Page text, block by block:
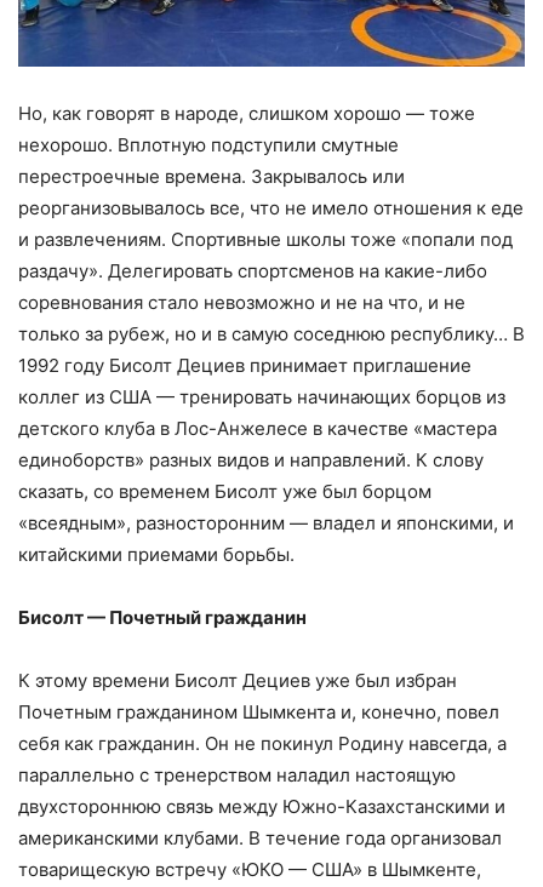
Но, как говорят в народе, слишком хорошо — тоже
нехорошо. Вплотную подступили смутные
перестроечные времена. Закрывалось или
реорганизовывалось все, что не имело отношения к еде
и развлечениям. Спортивные школы тоже «попали под
раздачу». Делегировать спортсменов на какие-либо
соревнования стало невозможно и не на что, и не
только за рубеж, но и в самую соседнюю республику… В
1992 году Бисолт Дециев принимает приглашение
коллег из США — тренировать начинающих борцов из
детского клуба в Лос-Анжелесе в качестве «мастера
единоборств» разных видов и направлений. К слову
сказать, со временем Бисолт уже был борцом
«всеядным», разносторонним — владел и японскими, и
китайскими приемами борьбы.
Бисолт — Почетный гражданин
К этому времени Бисолт Дециев уже был избран
Почетным гражданином Шымкента и, конечно, повел
себя как гражданин. Он не покинул Родину навсегда, а
параллельно с тренерством наладил настоящую
двухстороннюю связь между Южно-Казахстанскими и
американскими клубами. В течение года организовал
товарищескую встречу «ЮКО — США» в Шымкенте,